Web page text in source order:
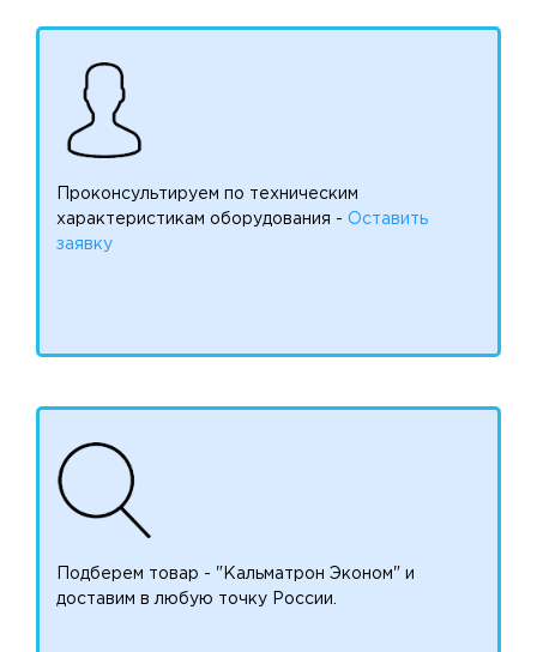
Проконсультируем по техническим
характеристикам оборудования - Оставить
заявку
Подберем товар - "Кальматрон Эконом" и
доставим в любую точку России.